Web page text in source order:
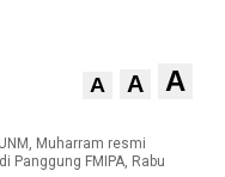
A A A